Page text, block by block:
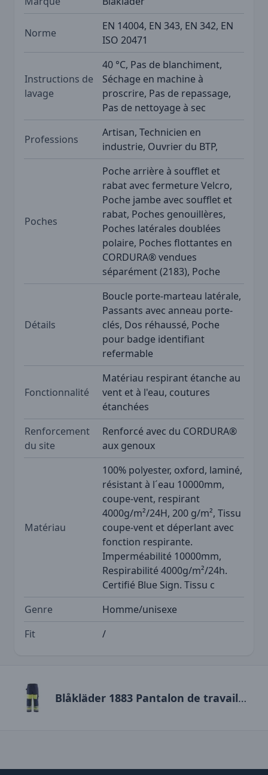
Norme
EN 14004, EN 343, EN 342, EN
ISO 20471
Instructions de
lavage
40 °C, Pas de blanchiment,
Séchage en machine à
proscrire, Pas de repassage,
Pas de nettoyage à sec
Professions
Artisan, Technicien en
industrie, Ouvrier du BTP,
Poches
Poche arrière à soufflet et
rabat avec fermeture Velcro,
Poche jambe avec soufflet et
rabat, Poches genouillères,
Poches latérales doublées
polaire, Poches flottantes en
CORDURA® vendues
séparément (2183), Poche
Détails
Boucle porte-marteau latérale,
Passants avec anneau porte-
clés, Dos réhaussé, Poche
pour badge identifiant
refermable
Fonctionnalité
Matériau respirant étanche au
vent et à l'eau, coutures
étanchées
Renforcement
du site
Renforcé avec du CORDURA®
aux genoux
Matériau
100% polyester, oxford, laminé,
résistant à l´eau 10000mm,
coupe-vent, respirant
4000g/m²/24H, 200 g/m², Tissu
coupe-vent et déperlant avec
fonction respirante.
Imperméabilité 10000mm,
Respirabilité 4000g/m²/24h.
Certifié Blue Sign. Tissu c
Genre
Homme/unisexe
Fit
/
Blåkläder 1883 Pantalon de travail hiver haute-visibilité